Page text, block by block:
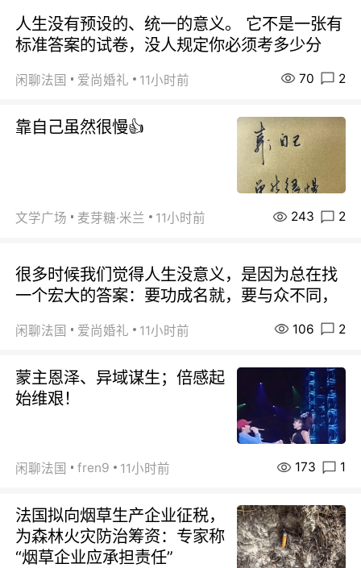
人生没有预设的、统一的意义。 它不是一张有
标准答案的试卷，没人规定你必须考多少分
闲聊法国 爱尚婚礼 11小时前 70 2
靠自己虽然很慢👍
文学广场 麦芽糖·米兰 11小时前 243 2
很多时候我们觉得人生没意义，是因为总在找
一个宏大的答案：要功成名就，要与众不同，
闲聊法国 爱尚婚礼 11小时前 106 2
蒙主恩泽、异域谋生；倍感起
始维艰！
闲聊法国 fren9 11小时前 173 1
法国拟向烟草生产企业征税，
为森林火灾防治筹资：专家称
“烟草企业应承担责任”